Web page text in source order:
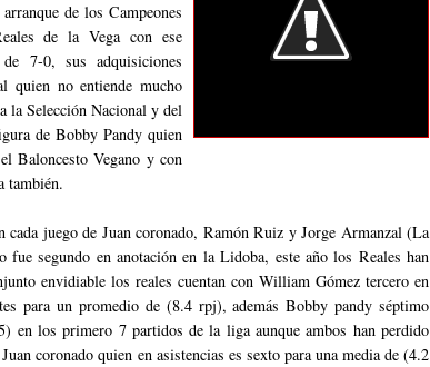
de los Campeones
de la Vega con ese
7-0, sus adquisiciones
quien no entiende mucho
la Selección Nacional y del
de Bobby Pandy quien
Baloncesto Vegano y con
también.
cada juego de Juan coronado, Ramón Ruiz y Jorge Armanzal (La
fue segundo en anotación en la Lidoba, este año los Reales han
envidiable los reales cuentan con William Gómez tercero en
para un promedio de (8.4 rpj), además Bobby pandy séptimo
en los primero 7 partidos de la liga aunque ambos han perdido
coronado quien en asistencias es sexto para una media de (4.2